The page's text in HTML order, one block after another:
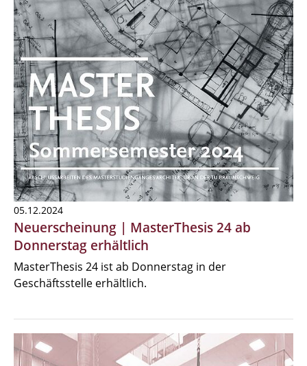
05.12.2024
Neuerscheinung | MasterThesis 24 ab
Donnerstag erhältlich
MasterThesis 24 ist ab Donnerstag in der
Geschäftsstelle erhältlich.